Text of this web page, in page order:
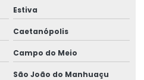
Estiva
Caetanópolis
Campo do Meio
São João do Manhuaçu